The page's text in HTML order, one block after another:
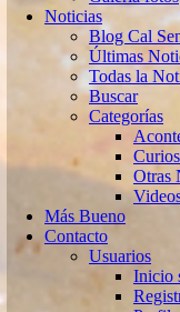
Noticias
Blog Cal
Últimas
Todas la
Buscar
Categorías
Otras
Más Bueno
Contacto
Usuarios
Inicio